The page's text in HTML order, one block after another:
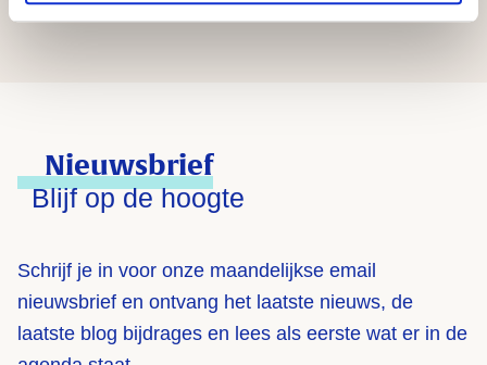
Nieuwsbrief
Blijf op de hoogte
Schrijf je in voor onze maandelijkse email
nieuwsbrief en ontvang het laatste nieuws, de
laatste blog bijdrages en lees als eerste wat er in de